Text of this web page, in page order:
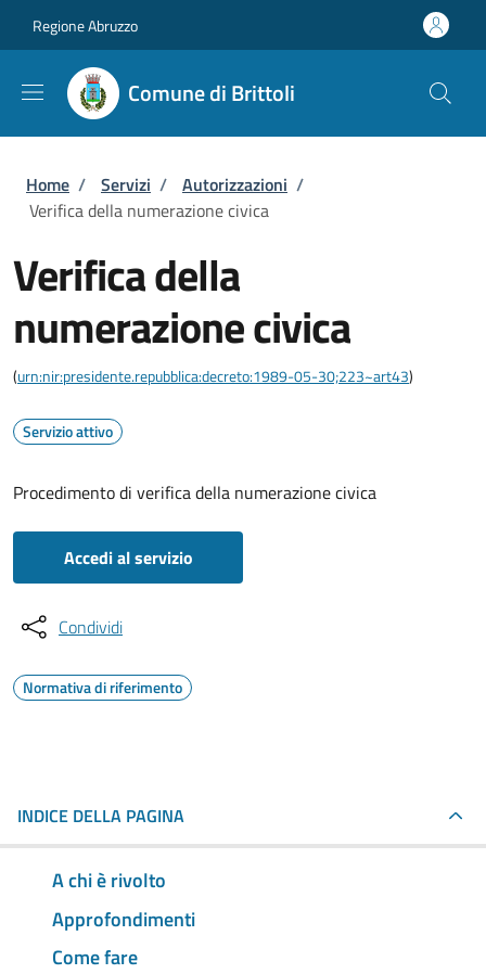
Regione Abruzzo
Comune di Brittoli
Briciole di pane
Home / Servizi / Autorizzazioni /
Verifica della numerazione civica
Verifica della
numerazione civica
(urn:nir:presidente.repubblica:decreto:1989-05-30;223~art43)
Servizio attivo
Procedimento di verifica della numerazione civica
Accedi al servizio
Condividi
Normativa di riferimento
INDICE DELLA PAGINA
A chi è rivolto
Approfondimenti
Come fare